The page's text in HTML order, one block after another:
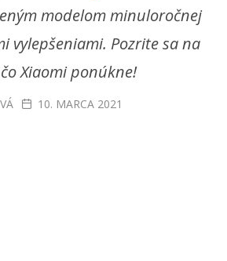
modelom minuloročnej
vylepšeniami. Pozrite sa na
Xiaomi ponúkne!
10. MARCA 2021